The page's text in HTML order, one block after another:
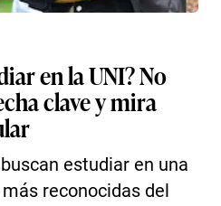
en la UNI? No
clave y mira
estudiar en una
reconocidas del